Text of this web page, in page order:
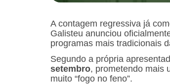
A contagem regressiva já
Galisteu anunciou
programas mais tradicionais
Segundo a própria
setembro, prometendo mais
muito “fogo no feno”.